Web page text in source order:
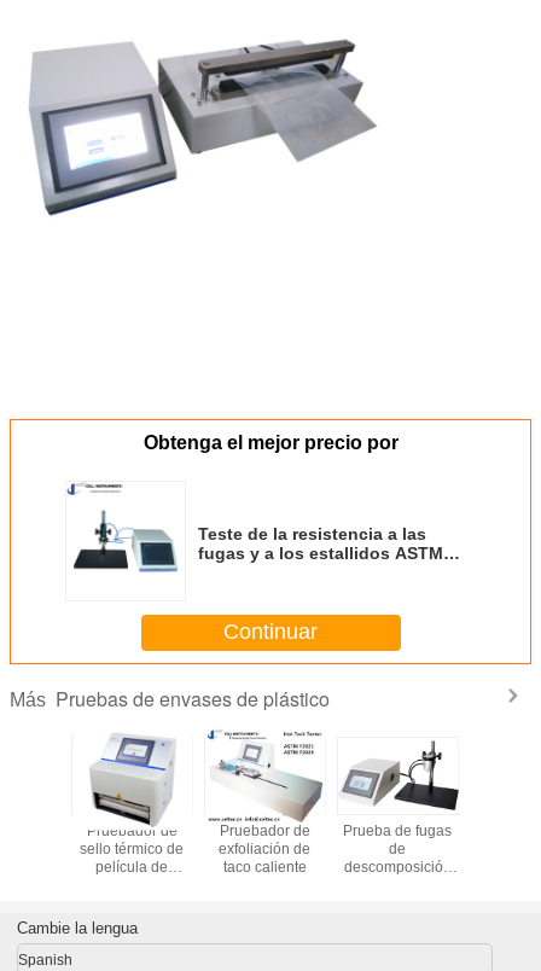
Obtenga el mejor precio por
Teste de la resistencia a las
fugas y a los estallidos ASTM
Continuar
Más Pruebas de envases de plástico
Pruebador de
sello térmico de
película de
Pruebador de
exfoliación de
taco caliente
Prueba de fugas
de
descomposición
presurización
Cambie la lengua
Spanish